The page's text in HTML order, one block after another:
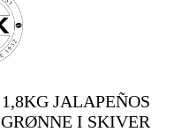
1,8KG JALAPEÑOS
GRØNNE I SKIVER